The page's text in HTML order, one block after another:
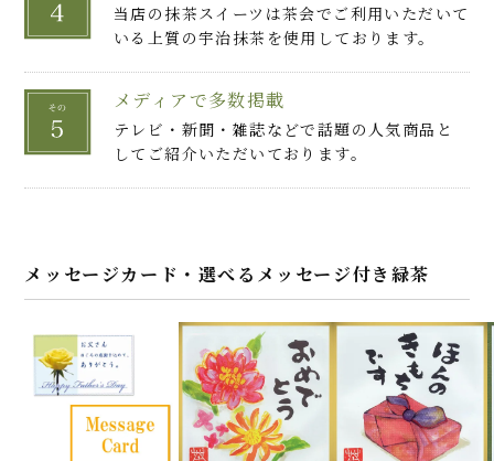
当店の抹茶スイーツは茶会でご利用いただいて
いる上質の宇治抹茶を使用しております。
メディアで多数掲載
テレビ・新聞・雑誌などで話題の人気商品と
してご紹介いただいております。
メッセージカード・選べるメッセージ付き緑茶